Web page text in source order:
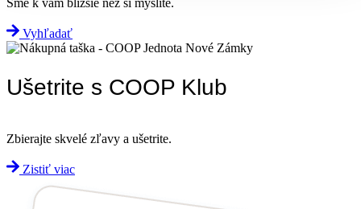
Sme k vám bližšie než si myslíte.
Vyhľadať
Ušetrite s COOP Klub
Zbierajte skvelé zľavy a ušetrite.
Zistiť viac